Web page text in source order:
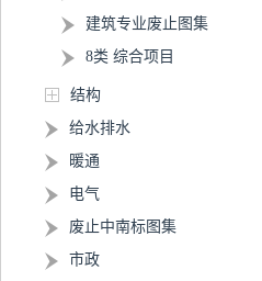
建筑专业废止图集
8类 综合项目
结构
给水排水
暖通
电气
废止中南标图集
市政